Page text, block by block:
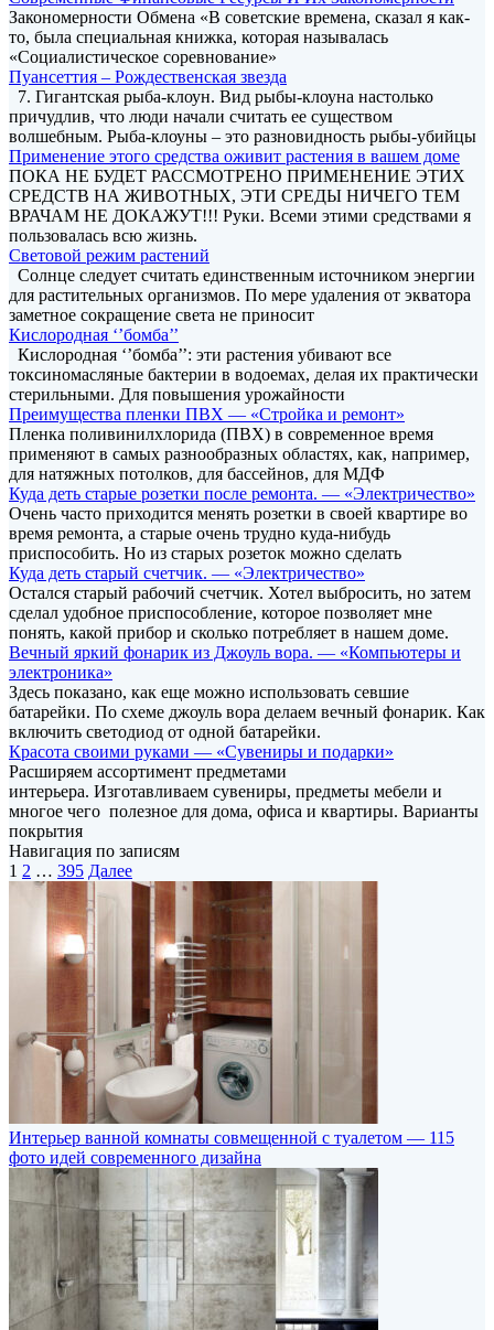
Закономерности Обмена «В советские времена, сказал я как-
то, была специальная книжка, которая называлась
«Социалистическое соревнование»
Пуансеттия – Рождественская звезда
7. Гигантская рыба-клоун. Вид рыбы-клоуна настолько
причудлив, что люди начали считать ее существом
волшебным. Рыба-клоуны – это разновидность рыбы-убийцы
Применение этого средства оживит растения в вашем доме
ПОКА НЕ БУДЕТ РАССМОТРЕНО ПРИМЕНЕНИЕ ЭТИХ
СРЕДСТВ НА ЖИВОТНЫХ, ЭТИ СРЕДЫ НИЧЕГО ТЕМ
ВРАЧАМ НЕ ДОКАЖУТ!!! Руки. Всеми этими средствами я
пользовалась всю жизнь.
Световой режим растений
Солнце следует считать единственным источником энергии
для растительных организмов. По мере удаления от экватора
заметное сокращение света не приносит
Кислородная ‘’бомба’’
Кислородная ‘’бомба’’: эти растения убивают все
токсиномасляные бактерии в водоемах, делая их практически
стерильными. Для повышения урожайности
Преимущества пленки ПВХ — «Стройка и ремонт»
Пленка поливинилхлорида (ПВХ) в современное время
применяют в самых разнообразных областях, как, например,
для натяжных потолков, для бассейнов, для МДФ
Куда деть старые розетки после ремонта. — «Электричество»
Очень часто приходится менять розетки в своей квартире во
время ремонта, а старые очень трудно куда-нибудь
приспособить. Но из старых розеток можно сделать
Куда деть старый счетчик. — «Электричество»
Остался старый рабочий счетчик. Хотел выбросить, но затем
сделал удобное приспособление, которое позволяет мне
понять, какой прибор и сколько потребляет в нашем доме.
Вечный яркий фонарик из Джоуль вора. — «Компьютеры и
электроника»
Здесь показано, как еще можно использовать севшие
батарейки. По схеме джоуль вора делаем вечный фонарик. Как
включить светодиод от одной батарейки.
Красота своими руками — «Сувениры и подарки»
Расширяем ассортимент предметами
интерьера. Изготавливаем сувениры, предметы мебели и
многое чего полезное для дома, офиса и квартиры. Варианты
покрытия
Навигация по записям
1 2 … 395 Далее
Интерьер ванной комнаты совмещенной с туалетом — 115
фото идей современного дизайна